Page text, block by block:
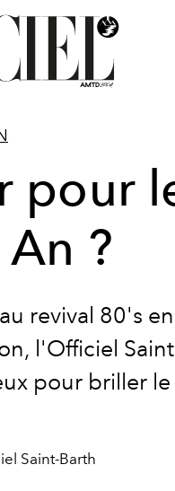
pour
?
revival 80's
l'Officiel
pour briller
Saint-Barth